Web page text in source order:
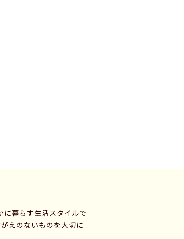
に暮らす生活スタイルで
えのないものを大切に